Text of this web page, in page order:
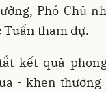
Phó Chủ
Tuấn tham dự.
kết quả
- khen